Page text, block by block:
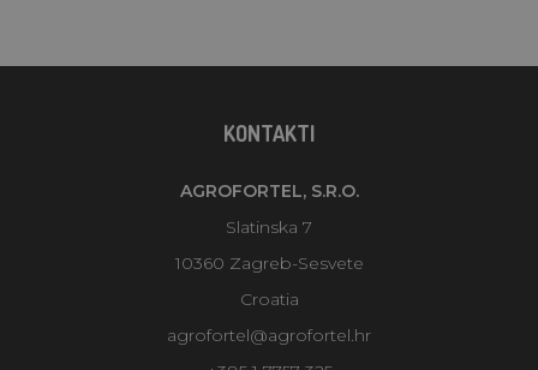
KONTAKTI
AGROFORTEL, S.R.O.
Slatinska 7
10360 Zagreb-Sesvete
Croatia
agrofortel@agrofortel.hr